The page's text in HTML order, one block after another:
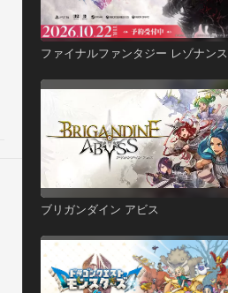
ファイナルファンタジー レゾナンス
ブリガンダイン アビス